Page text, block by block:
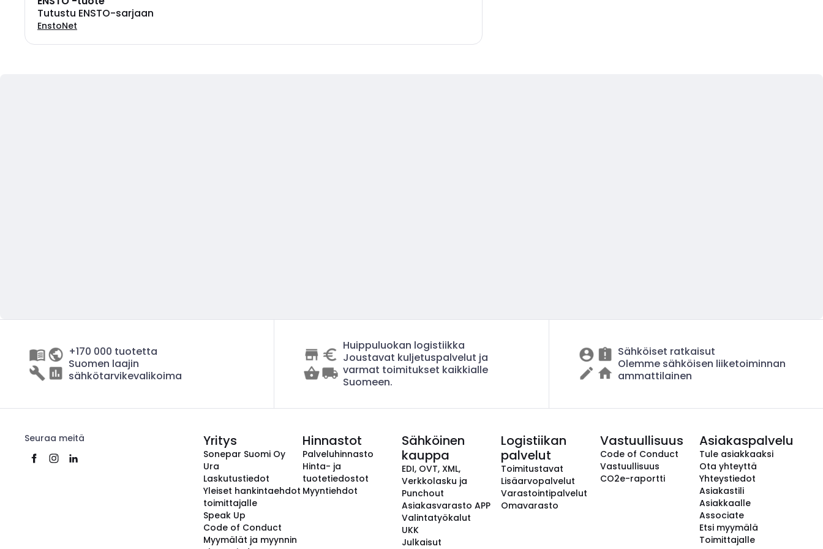
Tutustu ENSTO-sarjaan
EnstoNet
+170 000 tuotetta
Suomen laajin
sähkötarvikevalikoima
Huippuluokan logistiikka
Joustavat kuljetuspalvelut ja
varmat toimitukset kaikkialle
Suomeen.
Sähköiset ratkaisut
Olemme sähköisen liiketoiminnan
ammattilainen
Seuraa meitä Yritys
Sonepar Suomi Oy
Ura
Laskutustiedot
Yleiset hankintaehdot
toimittajalle
Speak Up
Code of Conduct
Myymälät ja myynnin
Hinnastot
Palveluhinnasto
Hinta- ja
tuotetiedostot
Myyntiehdot
Sähköinen
kauppa
EDI, OVT, XML,
Verkkolasku ja
Punchout
Asiakasvarasto APP
Valintatyökalut
UKK
Julkaisut
Logistiikan
palvelut
Toimitustavat
Lisäarvopalvelut
Varastointipalvelut
Omavarasto
Vastuullisuus
Code of Conduct
Vastuullisuus
CO2e-raportti
Asiakaspalvelu
Tule asiakkaaksi
Ota yhteyttä
Yhteystiedot
Asiakastili
Asiakkaalle
Associate
Etsi myymälä
Toimittajalle